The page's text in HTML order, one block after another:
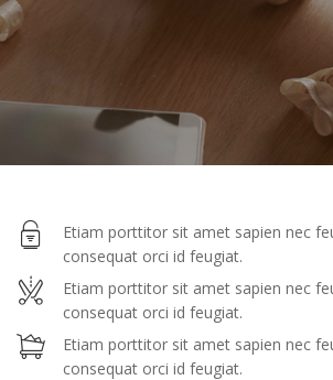
Etiam porttitor sit amet sapien nec
consequat orci id feugiat.
Etiam porttitor sit amet sapien nec
consequat orci id feugiat.
Etiam porttitor sit amet sapien nec
consequat orci id feugiat.